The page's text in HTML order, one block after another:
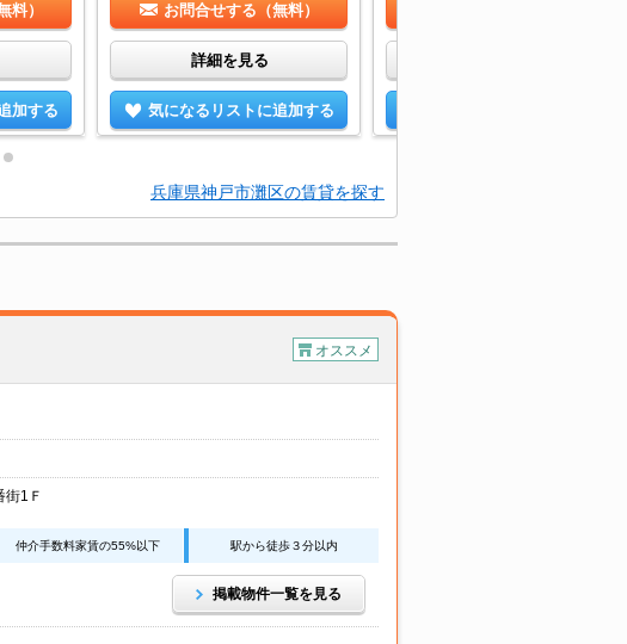
料）
加する
お問合せする（無料）
詳細を見る
気になるリストに追加する
兵庫県神戸市灘区の賃貸を探す
オススメ
街1Ｆ
仲介手数料家賃の55%以下 駅から徒歩３分以内
掲載物件一覧を見る